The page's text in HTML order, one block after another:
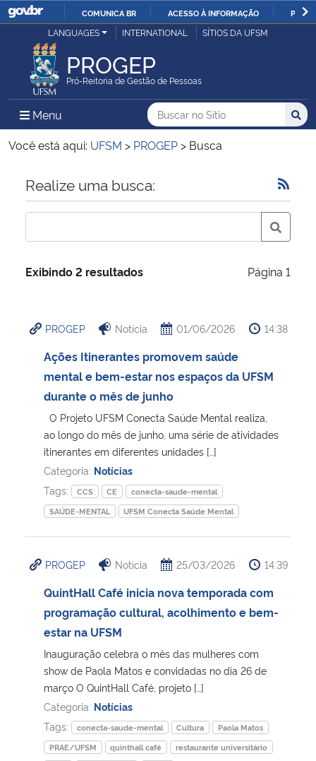
IR
COMUNICA BR ACESSO À INFORMAÇÃO
Ministério da Justiça e Segurança Pública
Ministério da Defesa
Ministério das Relações Exteriores
Ministério da Economia
Ministério da Infraestrutura
Ministério da Cidadania
Ministério da Saúde
Ministério de Minas e Energia
Ministério da Ciência, Tecnologia, Inovações e Comunicações
Ministério do Meio Ambiente
Ministério do Turismo
Controladoria-Geral da União
Ministério da Mulher, da Família e dos Direitos Humanos
Secretaria-Geral
Secretaria de Governo
Gabinete de Segurança Institucional
LANGUAGES INTERNATIONAL SÍTIOS DA UFSM
PROGEP
Pró-Reitoria de Gestão de Pessoas
Menu Menu Principal do Sítio
Busca
Buscar no no Sítio
Busca:
Você está aqui: UFSM > PROGEP > Busca
Início do conteúdo
Realize uma busca:
Exibindo 2 resultados Página 1
PROGEP Notícia 01/06/2026 14:38
Ações Itinerantes promovem saúde
mental e bem-estar nos espaços da UFSM
durante o mês de junho
O Projeto UFSM Conecta Saúde Mental realiza,
ao longo do mês de junho, uma série de atividades
itinerantes em diferentes unidades […]
Categoria: Notícias
Tags:
CCS CE
conecta-saude-mental
SAÚDE-MENTAL
UFSM Conecta Saúde Mental
PROGEP Notícia 25/03/2026 14:39
QuintHall Café inicia nova temporada com
programação cultural, acolhimento e bem-
estar na UFSM
Inauguração celebra o mês das mulheres com
show de Paola Matos e convidadas no dia 26 de
março O QuintHall Café, projeto […]
Categoria: Notícias
Tags:
conecta-saude-mental Cultura
Paola Matos
PRAE/UFSM
quinthall café
restaurante universitário